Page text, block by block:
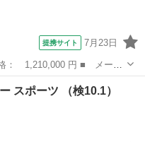
提携サイト 7月23日
ー ■ グレード名： ２．
Ｖｅｒ２ Ｘ－ＭＯＤＥ
スポーツ （検10.1）